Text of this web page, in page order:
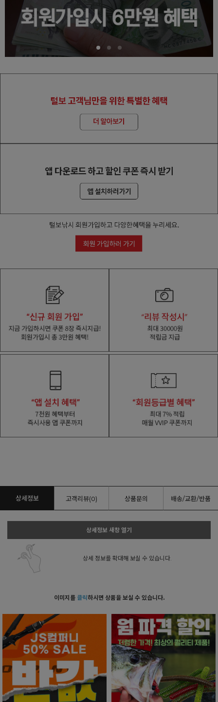
상세정보 고객리뷰(0) 상품문의 배송/교환/반품
상세정보 새창 열기
상세 정보를 확대해 보실 수 있습니다.
이미지를 클릭하시면 상품을 보실 수 있습니다.